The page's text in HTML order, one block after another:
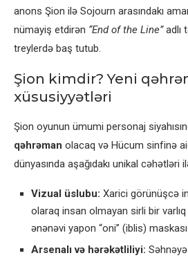
anons Şion ilə Sojourn arasındakı
nümayiş etdirən “End of the Line”adlı
treylerdə baş tutub.
Şion kimdir? Yeni
xüsusiyyətləri
Şion oyunun ümumi personaj
qəhrəman olacaq və Hücum sinfinə
dünyasında aşağıdakı unikal cəhətləri
Vizual üslubu: Xarici görünüşcə
olaraq insan olmayan sirli bir
ənənəvi yapon “oni” (iblis) maskası
Arsenalı və hərəkətliliyi: